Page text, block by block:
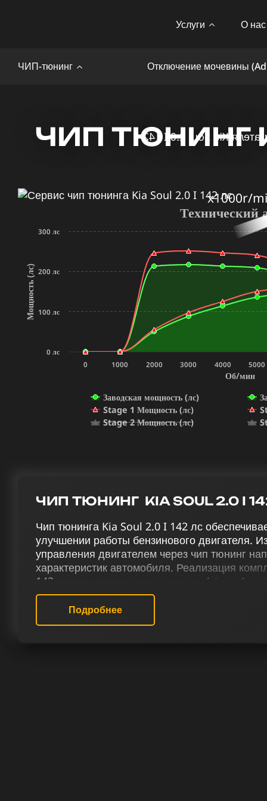
Услуги О нас
ЧИП-тюнинг Отключение мочевины
ЧИП ТЮНИНГ
x1000r/
Об/мин
Мощность (лс)
Технический
Заводская мощность (лс)
Stage 1 Мощность (лс)
Stage 2 Мощность (лс)
0 1000 2000 3000 4000 5000
0 лс
100 лс
200 лс
300 лс
ЧИП ТЮНИНГ KIA SOUL 2.0 I
Чип тюнинга Kia Soul 2.0 I 142 лс
улучшении работы бензинового двигателя.
управления двигателем через чип тюнинг
характеристик автомобиля. Реализация
142 лс, включающего чип тюнинг (stage 1 и
(Евро-2), системы продувки катализатора
эффекта отстрелов, отключение вихревых
терморегуляции и снятие ограничения
Подробнее